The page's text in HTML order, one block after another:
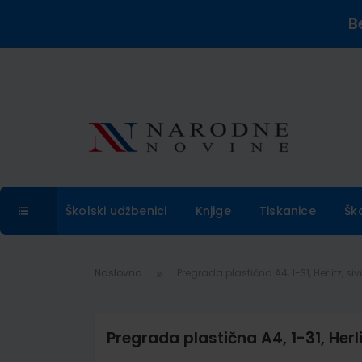
Školski udžbenici Knjige Tiskanice
Naslovna
Pregrada plastična A4, 1-31,